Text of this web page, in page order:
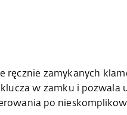
zamykanych
w zamku i
po